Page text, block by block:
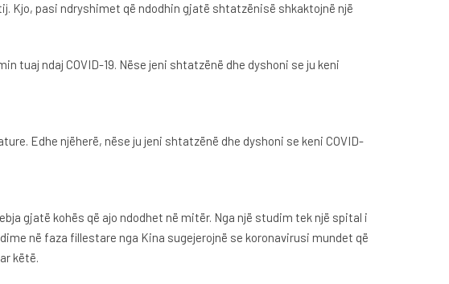
Kjo, pasi ndryshimet që ndodhin gjatë shtatzënisë shkaktojnë një
tuaj ndaj COVID-19. Nëse jeni shtatzënë dhe dyshoni se ju keni
Edhe njëherë, nëse ju jeni shtatzënë dhe dyshoni se keni COVID-
gjatë kohës që ajo ndodhet në mitër. Nga një studim tek një spital i
në faza fillestare nga Kina sugejerojnë se koronavirusi mundet që
këtë.